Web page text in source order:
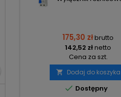
175,30 złbrutto
142,52 złnetto
Cena za szt.
 Dodaj do koszyka
 Dostępny